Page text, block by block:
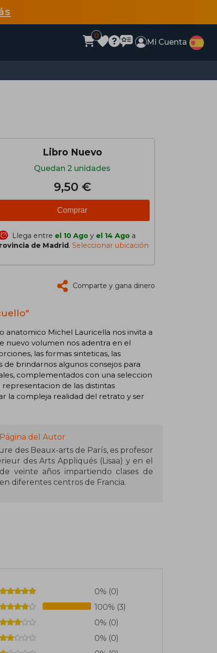
0
Mi Cuenta
Libro Nuevo
Quedan 2 unidades
9,50 €
Comprar
Llega entre el 10 Ago y el 14 Ago a
de Madrid. Seleccionar ubicación
Comparte y gana dinero
anatomico Michel Lauricella nos invita a
nuevo volumen nos adentra en el
las formas sinteticas, las
de brindarnos algunos consejos para
complementados con una seleccion
de las distintas
la compleja realidad del retrato y ser
del Autor
des Beaux-arts de París, es profesor
des Arts Appliqués (Lisaa) y en el
veinte años impartiendo clases de
diferentes centros de Francia.
0% (0)
100% (3)
0% (0)
0% (0)